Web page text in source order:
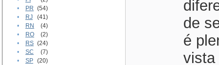
•
PR (54)
•
RJ
(41)
•
RN
(4)
•
RO
(2)
•
RS (24)
•
SC
(7)
•
SP (20)
de
é
vista